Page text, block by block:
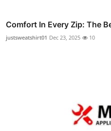
Comfort In Every Zip: The
justsweatshirt01 Dec 23, 2025 10